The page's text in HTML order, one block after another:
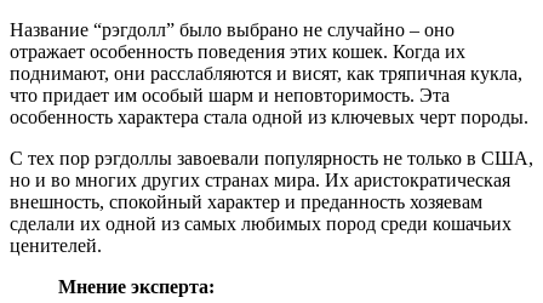
Название “рэгдолл” было выбрано не случайно – оно
отражает особенность поведения этих кошек. Когда их
поднимают, они расслабляются и висят, как тряпичная кукла,
что придает им особый шарм и неповторимость. Эта
особенность характера стала одной из ключевых черт породы.
С тех пор рэгдоллы завоевали популярность не только в США,
но и во многих других странах мира. Их аристократическая
внешность, спокойный характер и преданность хозяевам
сделали их одной из самых любимых пород среди кошачьих
ценителей.
Мнение эксперта: